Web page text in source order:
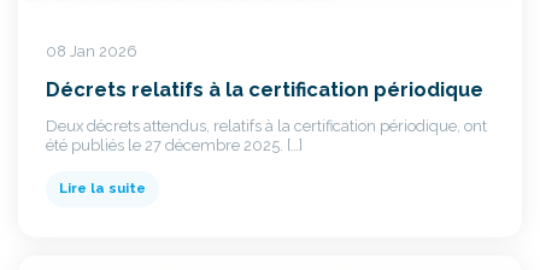
08 Jan 2026
Décrets relatifs à la certification périodique
Deux décrets attendus, relatifs à la certification périodique, ont
été publiés le 27 décembre 2025. […]
Lire la suite